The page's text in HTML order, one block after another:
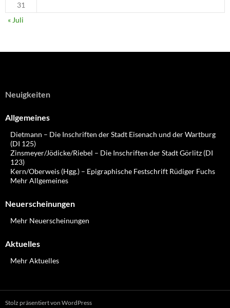
31
« Juli
Neuigkeiten
Allgemeines
Dietmann – Die Inschriften der Stadt Eisenach und der Wartburg
(DI 125)
Zinsmeyer/Jödicke/Riebel – Die Inschriften der Stadt Görlitz (DI
123)
Kern/Oberweis (Hgg.) – Epigraphische Festschrift Rüdiger Fuchs
Mehr Allgemeines
Neuerscheinungen
Mehr Neuerscheinungen
Aktuelles
Mehr Aktuelles
Stolz präsentiert von WordPress